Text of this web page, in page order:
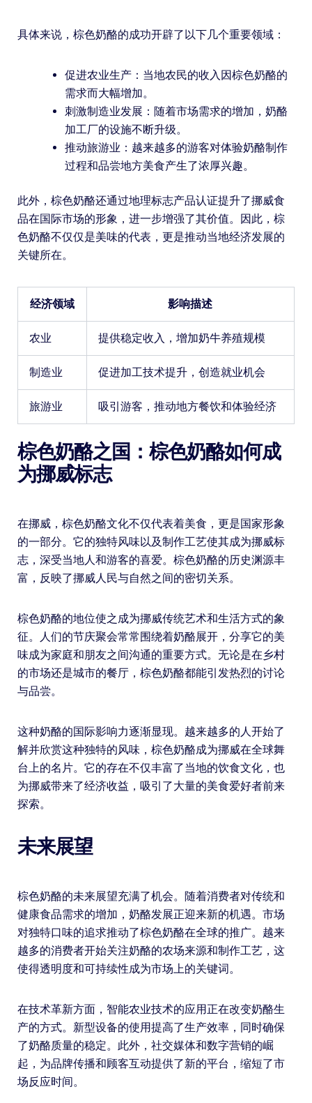
具体来说，棕色奶酪的成功开辟了以下几个重要领域：
促进农业生产：当地农民的收入因棕色奶酪的
需求而大幅增加。
刺激制造业发展：随着市场需求的增加，奶酪
加工厂的设施不断升级。
推动旅游业：越来越多的游客对体验奶酪制作
过程和品尝地方美食产生了浓厚兴趣。
此外，棕色奶酪还通过地理标志产品认证提升了挪威食
品在国际市场的形象，进一步增强了其价值。因此，棕
色奶酪不仅仅是美味的代表，更是推动当地经济发展的
关键所在。
经济领域 影响描述
农业 提供稳定收入，增加奶牛养殖规模
制造业 促进加工技术提升，创造就业机会
旅游业 吸引游客，推动地方餐饮和体验经济
棕色奶酪之国：棕色奶酪如何成
为挪威标志
在挪威，棕色奶酪文化不仅代表着美食，更是国家形象
的一部分。它的独特风味以及制作工艺使其成为挪威标
志，深受当地人和游客的喜爱。棕色奶酪的历史渊源丰
富，反映了挪威人民与自然之间的密切关系。
棕色奶酪的地位使之成为挪威传统艺术和生活方式的象
征。人们的节庆聚会常常围绕着奶酪展开，分享它的美
味成为家庭和朋友之间沟通的重要方式。无论是在乡村
的市场还是城市的餐厅，棕色奶酪都能引发热烈的讨论
与品尝。
这种奶酪的国际影响力逐渐显现。越来越多的人开始了
解并欣赏这种独特的风味，棕色奶酪成为挪威在全球舞
台上的名片。它的存在不仅丰富了当地的饮食文化，也
为挪威带来了经济收益，吸引了大量的美食爱好者前来
探索。
未来展望
棕色奶酪的未来展望充满了机会。随着消费者对传统和
健康食品需求的增加，奶酪发展正迎来新的机遇。市场
对独特口味的追求推动了棕色奶酪在全球的推广。越来
越多的消费者开始关注奶酪的农场来源和制作工艺，这
使得透明度和可持续性成为市场上的关键词。
在技术革新方面，智能农业技术的应用正在改变奶酪生
产的方式。新型设备的使用提高了生产效率，同时确保
了奶酪质量的稳定。此外，社交媒体和数字营销的崛
起，为品牌传播和顾客互动提供了新的平台，缩短了市
场反应时间。